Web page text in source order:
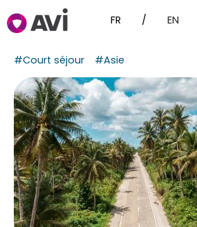
FR / EN
#Court séjour #Asie